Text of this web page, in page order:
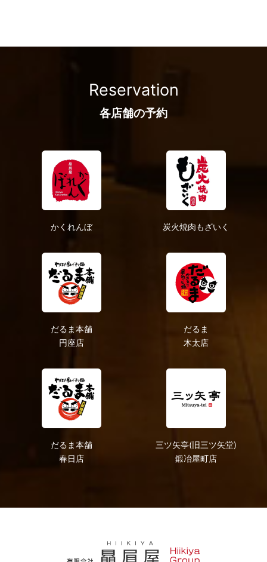
2021年6月
2020年7月
2020年6月
2020年5月
2020年4月
2019年2月
Reservation
各店舗の予約
かくれんぼ 炭火焼肉もざいく
だるま本舗
円座店
だるま
木太店
だるま本舗
春日店
三ツ矢亭(旧三ツ矢堂)
鍛冶屋町店